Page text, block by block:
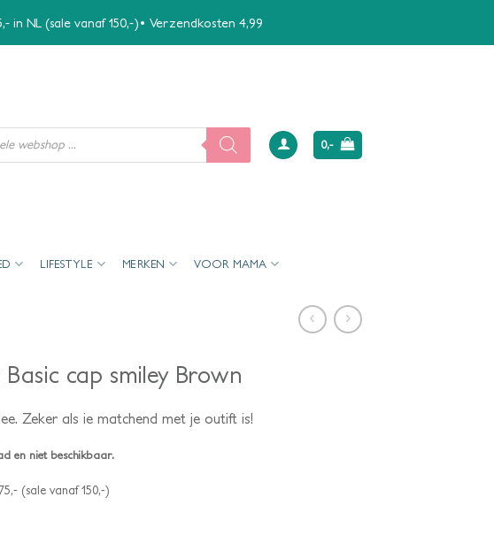
NL (sale vanaf 150,-)• Verzendkosten 4,99
0,-
LIFESTYLE MERKEN VOOR MAMA
cap smiley Brown
Zeker als ie matchend met je outift is!
en niet beschikbaar.
(sale vanaf 150,-)